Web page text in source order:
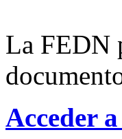
La FEDN
Acceder